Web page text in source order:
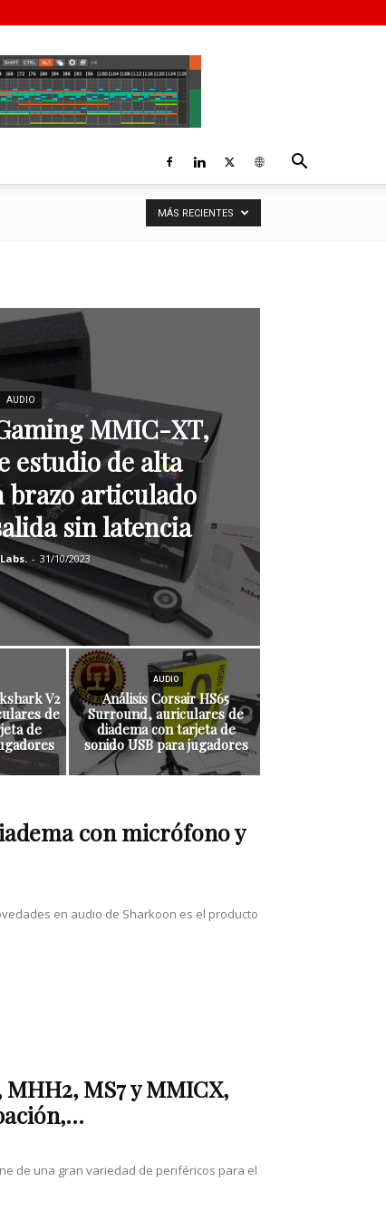
MÁS RECIENTES
AUDIO
MMIC-XT,
estudio de alta
brazo articulado
sin latencia
- 31/10/2023
V2
de
de
AUDIO
Análisis Corsair HS65
Surround, auriculares de
diadema con tarjeta de
sonido USB para jugadores
con micrófono y
en audio de Sharkoon es el producto
MS7 y MMICX,
de una gran variedad de periféricos para el